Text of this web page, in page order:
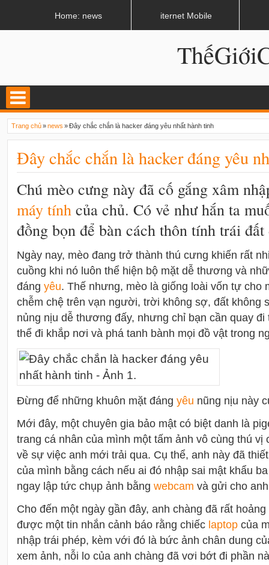
Trang chủ»news »Đây chắc chắn là hacker đáng yêu nhất hành tinh
Đây chắc chắn là hacker đáng yêu
Chú mèo cưng này đã cố gắng xâm
máy tính của chủ. Có vẻ như hắn ta
đồng bọn để bàn cách thôn tính trái đất
Ngày nay, mèo đang trở thành thú cưng khiến rất
cuồng khi nó luôn thể hiện bộ mặt dễ thương và
đáng yêu. Thế nhưng, mèo là giống loài vốn tự cho
chễm chệ trên vạn người, trời không sợ, đất không
nủng nịu dễ thương đấy, nhưng chỉ bạn cần quay
thể đi khắp nơi và phá tanh bành mọi đồ vật trong
Đừng để những khuôn mặt đáng yêu nũng nịu này
Mới đây, một chuyên gia bảo mật có biệt danh là
trang cá nhân của mình một tấm ảnh vô cùng thú vị
về sự việc anh mới trải qua. Cụ thể, anh này đã
của mình bằng cách nếu ai đó nhập sai mật khẩu
ngay lập tức chụp ảnh bằng webcam và gửi cho
Cho đến một ngày gần đây, anh chàng đã rất
được một tin nhắn cảnh báo rằng chiếc laptop của
nhập trái phép, kèm với đó là bức ảnh chân dung
xem ảnh, nỗi lo của anh chàng đã vơi bớt đi phần
Home: news iternet Mobile